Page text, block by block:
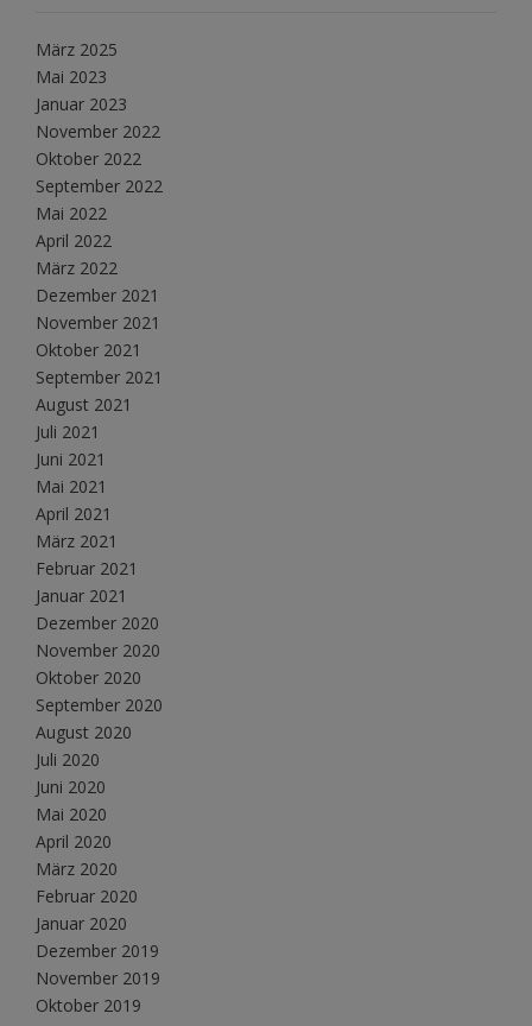
März 2025
Mai 2023
Januar 2023
November 2022
Oktober 2022
September 2022
Mai 2022
April 2022
März 2022
Dezember 2021
November 2021
Oktober 2021
September 2021
August 2021
Juli 2021
Juni 2021
Mai 2021
April 2021
März 2021
Februar 2021
Januar 2021
Dezember 2020
November 2020
Oktober 2020
September 2020
August 2020
Juli 2020
Juni 2020
Mai 2020
April 2020
März 2020
Februar 2020
Januar 2020
Dezember 2019
November 2019
Oktober 2019